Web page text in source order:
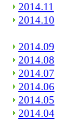
2014.11
2014.10
2014.09
2014.08
2014.07
2014.06
2014.05
2014.04